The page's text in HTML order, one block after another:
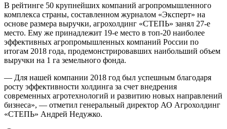
В рейтинге 50 крупнейших компаний агропромышленного
комплекса страны, составленном журналом «Эксперт» на
основе размера выручки, агрохолдинг «СТЕПЬ» занял 27-е
место. Ему же принадлежит 19-е место в топ-20 наиболее
эффективных агропромышленных компаний России по
итогам 2018 года, продемонстрировавших наибольший объем
выручки на 1 га земельного фонда.
— Для нашей компании 2018 год был успешным благодаря
росту эффективности холдинга за счет внедрения
современных агротехнологий и развитию новых направлений
бизнеса», — отметил генеральный директор АО Агрохолдинг
«СТЕПЬ» Андрей Недужко.